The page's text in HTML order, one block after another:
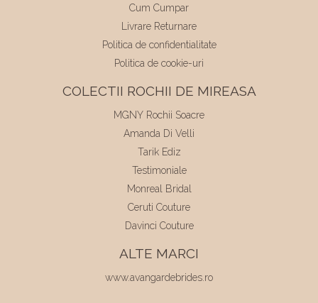
Cum Cumpar
Livrare Returnare
Politica de confidentialitate
Politica de cookie-uri
COLECTII ROCHII DE MIREASA
MGNY Rochii Soacre
Amanda Di Velli
Tarik Ediz
Testimoniale
Monreal Bridal
Ceruti Couture
Davinci Couture
ALTE MARCI
www.avangardebrides.ro